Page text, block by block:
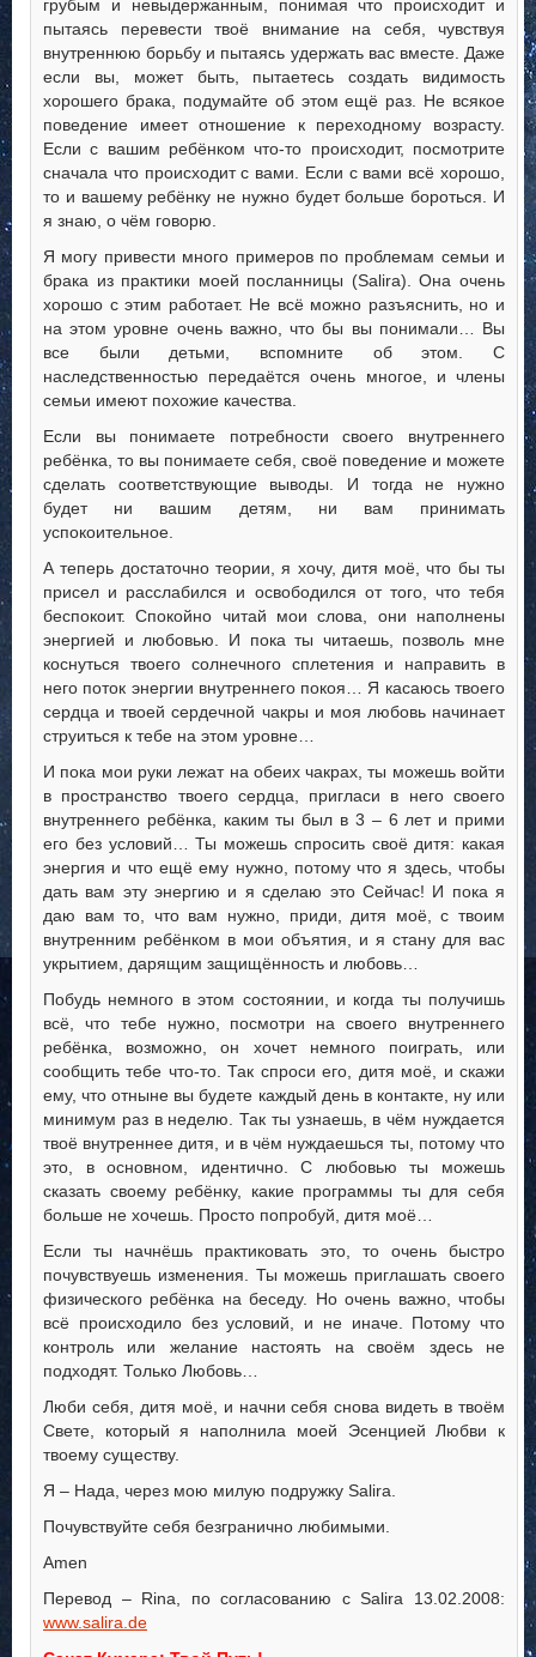
грубым и невыдержанным, понимая что происходит и
пытаясь перевести твоё внимание на себя, чувствуя
внутреннюю борьбу и пытаясь удержать вас вместе. Даже
если вы, может быть, пытаетесь создать видимость
хорошего брака, подумайте об этом ещё раз. Не всякое
поведение имеет отношение к переходному возрасту.
Если с вашим ребёнком что-то происходит, посмотрите
сначала что происходит с вами. Если с вами всё хорошо,
то и вашему ребёнку не нужно будет больше бороться. И
я знаю, о чём говорю.
Я могу привести много примеров по проблемам семьи и
брака из практики моей посланницы (Salira). Она очень
хорошо с этим работает. Не всё можно разъяснить, но и
на этом уровне очень важно, что бы вы понимали… Вы
все были детьми, вспомните об этом. С
наследственностью передаётся очень многое, и члены
семьи имеют похожие качества.
Если вы понимаете потребности своего внутреннего
ребёнка, то вы понимаете себя, своё поведение и можете
сделать соответствующие выводы. И тогда не нужно
будет ни вашим детям, ни вам принимать
успокоительное.
А теперь достаточно теории, я хочу, дитя моё, что бы ты
присел и расслабился и освободился от того, что тебя
беспокоит. Спокойно читай мои слова, они наполнены
энергией и любовью. И пока ты читаешь, позволь мне
коснуться твоего солнечного сплетения и направить в
него поток энергии внутреннего покоя… Я касаюсь твоего
сердца и твоей сердечной чакры и моя любовь начинает
струиться к тебе на этом уровне…
И пока мои руки лежат на обеих чакрах, ты можешь войти
в пространство твоего сердца, пригласи в него своего
внутреннего ребёнка, каким ты был в 3 – 6 лет и прими
его без условий… Ты можешь спросить своё дитя: какая
энергия и что ещё ему нужно, потому что я здесь, чтобы
дать вам эту энергию и я сделаю это Сейчас! И пока я
даю вам то, что вам нужно, приди, дитя моё, с твоим
внутренним ребёнком в мои объятия, и я стану для вас
укрытием, дарящим защищённость и любовь…
Побудь немного в этом состоянии, и когда ты получишь
всё, что тебе нужно, посмотри на своего внутреннего
ребёнка, возможно, он хочет немного поиграть, или
сообщить тебе что-то. Так спроси его, дитя моё, и скажи
ему, что отныне вы будете каждый день в контакте, ну или
минимум раз в неделю. Так ты узнаешь, в чём нуждается
твоё внутреннее дитя, и в чём нуждаешься ты, потому что
это, в основном, идентично. С любовью ты можешь
сказать своему ребёнку, какие программы ты для себя
больше не хочешь. Просто попробуй, дитя моё…
Если ты начнёшь практиковать это, то очень быстро
почувствуешь изменения. Ты можешь приглашать своего
физического ребёнка на беседу. Но очень важно, чтобы
всё происходило без условий, и не иначе. Потому что
контроль или желание настоять на своём здесь не
подходят. Только Любовь…
Люби себя, дитя моё, и начни себя снова видеть в твоём
Свете, который я наполнила моей Эсенцией Любви к
твоему существу.
Я – Нада, через мою милую подружку Salira.
Почувствуйте себя безгранично любимыми.
Amen
Перевод – Rina, по согласованию с Salira 13.02.2008:
www.salira.de